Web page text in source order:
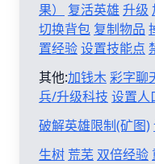
果）
复活英雄 升级
切换背包 复制物品
置经验设置技能点
其他:加钱木彩字聊
兵/升级科技 设置人
破解英雄限制(矿图)
生树 荒芜 双倍经验